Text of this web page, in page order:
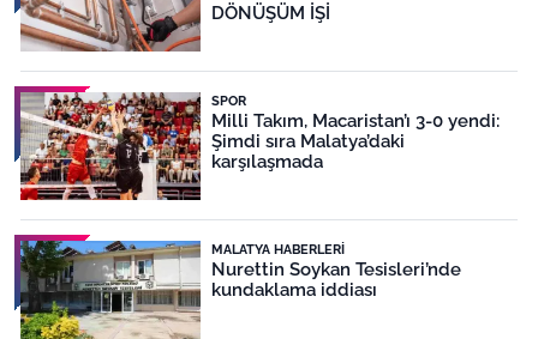
DÖNÜŞÜM İŞİ
SPOR
Milli Takım, Macaristan’ı 3-0 yendi:
Şimdi sıra Malatya’daki
karşılaşmada
MALATYA HABERLERI
Nurettin Soykan Tesisleri’nde
kundaklama iddiası